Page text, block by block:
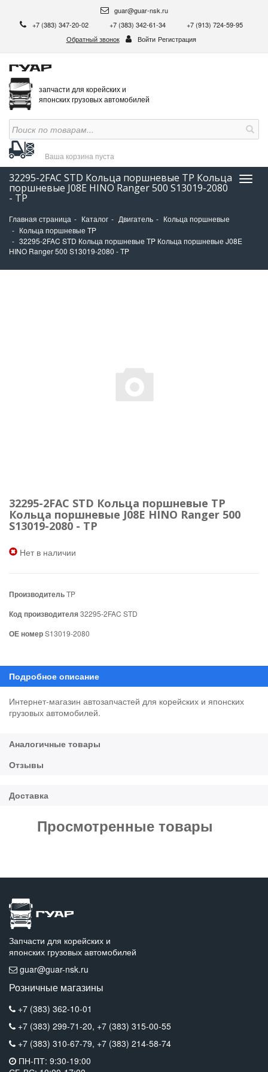
guar@guar-nsk.ru
+7 (383) 347-20-02
+7 (383) 342-61-34
+7 (913) 724-59-95
Обратный звонок
Войти Регистрация
запчасти для корейских и
японских грузовых автомобилей
Ваша корзина пуста
32295-2FAC STD Кольца поршневые TP Кольца
поршневые J08E HINO Ranger 500 S13019-2080
- TP
Главная страница Каталог Двигатель
Кольца поршневые
Кольца поршневые TP
32295-2FAC STD Кольца поршневые TP Кольца поршневые J08E
HINO Ranger 500 S13019-2080 - TP
32295-2FAC STD Кольца поршневые TP
Кольца поршневые J08E HINO Ranger 500
S13019-2080 - TP
Нет в наличии
ПроизводительTP
Код производителя32295-2FAC STD
ОЕ номерS13019-2080
Интернет-магазин автозапчастей для корейских и японских
грузовых автомобилей.
Просмотренные товары
Запчасти для корейских и
японских грузовых автомобилей
guar@guar-nsk.ru
Розничные магазины
+7 (383) 362-10-01
+7 (383) 299-71-20, +7 (383) 315-00-55
+7 (383) 310-67-79, +7 (383) 214-58-74
ПН-ПТ: 9:30-19:00